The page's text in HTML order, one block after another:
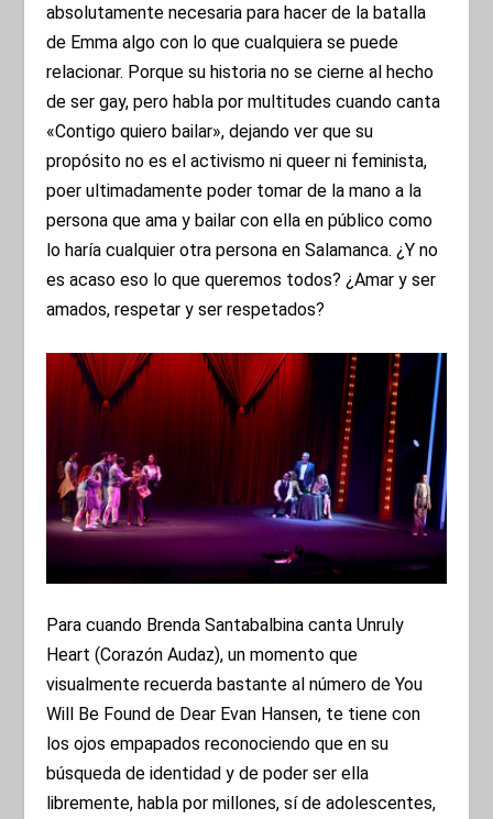
absolutamente necesaria para hacer de la batalla
de Emma algo con lo que cualquiera se puede
relacionar. Porque su historia no se cierne al hecho
de ser gay, pero habla por multitudes cuando canta
«Contigo quiero bailar», dejando ver que su
propósito no es el activismo ni queer ni feminista,
poer ultimadamente poder tomar de la mano a la
persona que ama y bailar con ella en público como
lo haría cualquier otra persona en Salamanca. ¿Y no
es acaso eso lo que queremos todos? ¿Amar y ser
amados, respetar y ser respetados?
Para cuando Brenda Santabalbina canta Unruly
Heart (Corazón Audaz), un momento que
visualmente recuerda bastante al número de You
Will Be Found de Dear Evan Hansen, te tiene con
los ojos empapados reconociendo que en su
búsqueda de identidad y de poder ser ella
libremente, habla por millones, sí de adolescentes,